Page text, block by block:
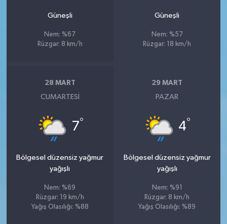
Güneşli
Nem: %67
Rüzgar: 8 km/h
Güneşli
Nem: %57
Rüzgar: 18 km/h
28 MART
CUMARTESI
7°
Bölgesel düzensiz yağmur
yağışlı
Nem: %69
Rüzgar: 19 km/h
Yağış Olasılığı: %88
29 MART
PAZAR
4°
Bölgesel düzensiz yağmur
yağışlı
Nem: %91
Rüzgar: 8 km/h
Yağış Olasılığı: %89